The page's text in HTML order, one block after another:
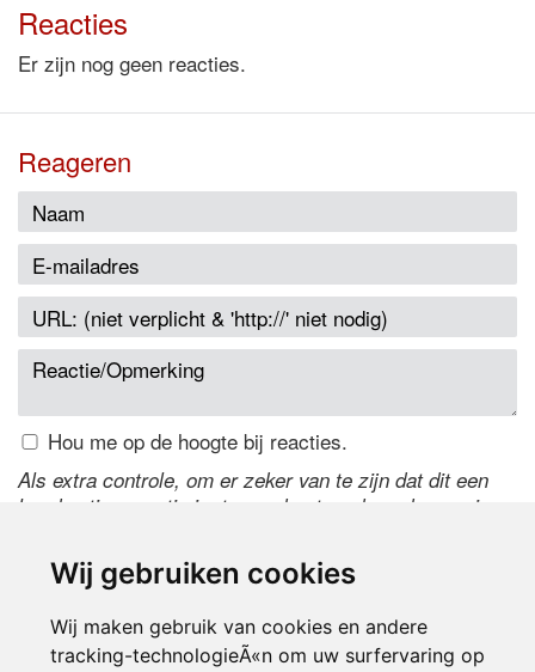
Wij gebruiken cookies
Wij maken gebruik van cookies en andere
tracking-technologieÃ«n om uw surfervaring op
Reacties
Er zijn nog geen reacties.
Reageren
Hou me op de hoogte bij reacties.
Als extra controle, om er zeker van te zijn dat dit een
handmatige reactie is, typ onderstaande code over in
de code te wijzigen.